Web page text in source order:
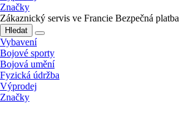
Značky
Zákaznický servis ve Francie Bezpečná platba
Hledat
Vybavení
Bojové sporty
Bojová umění
Fyzická údržba
Výprodej
Značky